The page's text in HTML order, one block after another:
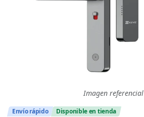
Imagen referencial
Envío rápido Disponible en tienda